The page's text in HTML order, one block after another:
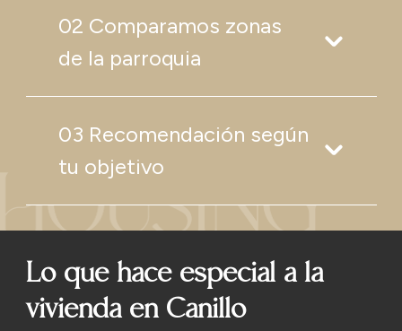
02 Comparamos zonas
de la parroquia
03 Recomendación según
tu objetivo
Lo que hace especial a la
vivienda en Canillo